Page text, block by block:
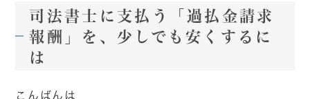
司法書士に支払う「過払金請求
報酬」を、少しでも安くするに
は
こんばんは